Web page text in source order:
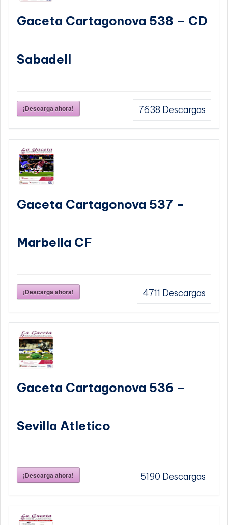
Gaceta Cartagonova 538 – CD
Sabadell
¡Descarga ahora! 7638 Descargas
Gaceta Cartagonova 537 –
Marbella CF
¡Descarga ahora! 4711 Descargas
Gaceta Cartagonova 536 –
Sevilla Atletico
¡Descarga ahora! 5190 Descargas